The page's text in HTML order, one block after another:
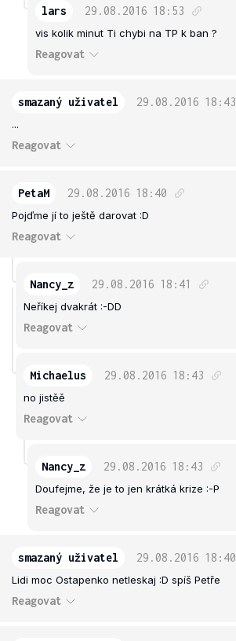
lars 29.08.2016 18:53
vis kolik minut Ti chybi na TP k ban ?
Reagovat
smazaný uživatel 29.08.2016 18:43
...
Reagovat
PetaM 29.08.2016 18:40
Pojďme jí to ještě darovat :D
Reagovat
Nancy_z 29.08.2016 18:41
Neříkej dvakrát :-DD
Reagovat
Michaelus 29.08.2016 18:43
no jistěě
Reagovat
Nancy_z 29.08.2016 18:43
Doufejme, že je to jen krátká krize :-P
Reagovat
smazaný uživatel 29.08.2016 18:40
Lidi moc Ostapenko netleskaj :D spíš Petře
Reagovat